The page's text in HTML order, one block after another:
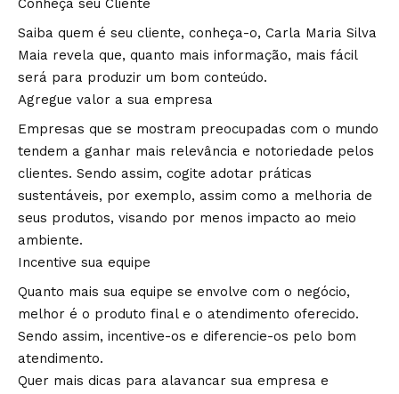
Conheça seu Cliente
Saiba quem é seu cliente, conheça-o, Carla Maria Silva
Maia revela que, quanto mais informação, mais fácil
será para produzir um bom conteúdo.
Agregue valor a sua empresa
Empresas que se mostram preocupadas com o mundo
tendem a ganhar mais relevância e notoriedade pelos
clientes. Sendo assim, cogite adotar práticas
sustentáveis, por exemplo, assim como a melhoria de
seus produtos, visando por menos impacto ao meio
ambiente.
Incentive sua equipe
Quanto mais sua equipe se envolve com o negócio,
melhor é o produto final e o atendimento oferecido.
Sendo assim, incentive-os e diferencie-os pelo bom
atendimento.
Quer mais dicas para alavancar sua empresa e